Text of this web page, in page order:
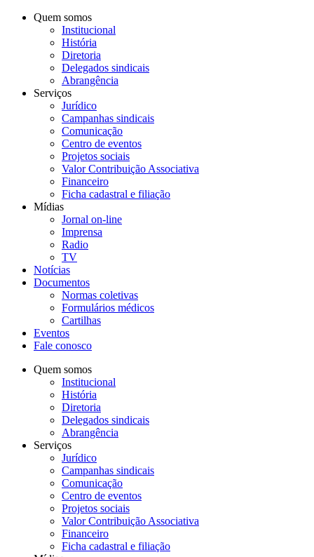
Quem somos
Institucional
História
Diretoria
Delegados sindicais
Abrangência
Serviços
Jurídico
Campanhas sindicais
Comunicação
Centro de eventos
Projetos sociais
Valor Contribuição Associativa
Financeiro
Ficha cadastral e filiação
Mídias
Jornal on-line
Imprensa
Radio
TV
Notícias
Documentos
Normas coletivas
Formulários médicos
Cartilhas
Eventos
Fale conosco
Quem somos
Institucional
História
Diretoria
Delegados sindicais
Abrangência
Serviços
Jurídico
Campanhas sindicais
Comunicação
Centro de eventos
Projetos sociais
Valor Contribuição Associativa
Financeiro
Ficha cadastral e filiação